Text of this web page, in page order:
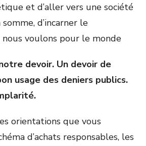
et d’aller vers une société
d’incarner le
voulons pour le monde
devoir. Un devoir de
usage des deniers publics.
orientations que vous
d’achats responsables, les